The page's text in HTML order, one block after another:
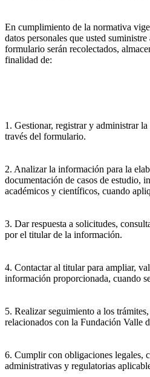
En cumplimiento de la normativa
datos personales que usted
formulario serán recolectados,
finalidad de:
1. Gestionar, registrar y administrar
través del formulario.
2. Analizar la información para la
documentación de casos de estudio,
académicos y científicos, cuando
3. Dar respuesta a solicitudes,
por el titular de la información.
4. Contactar al titular para ampliar,
información proporcionada, cuando
5. Realizar seguimiento a los
relacionados con la Fundación Valle
6. Cumplir con obligaciones legales,
administrativas y regulatorias